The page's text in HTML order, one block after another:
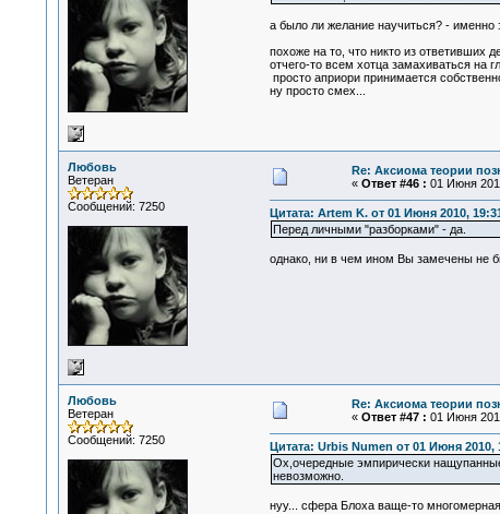
а было ли желание научиться? - именно
похоже на то, что никто из ответивших
отчего-то всем хотца замахиваться на
просто априори принимается
ну просто смех...
Любовь
Ветеран
Сообщений: 7250
Re: Аксиома теории
« Ответ #46 : 01 Июня
Цитата: Artem K. от 01 Июня 2010,
Перед личными "разборками" - да.
однако, ни в чем ином Вы замечены не
Любовь
Ветеран
Сообщений: 7250
Re: Аксиома теории
« Ответ #47 : 01 Июня
Цитата: Urbis Numen от 01 Июня 2010,
Ох,очередные эмпирически
невозможно.
нуу... сфера Блоха ваще-то